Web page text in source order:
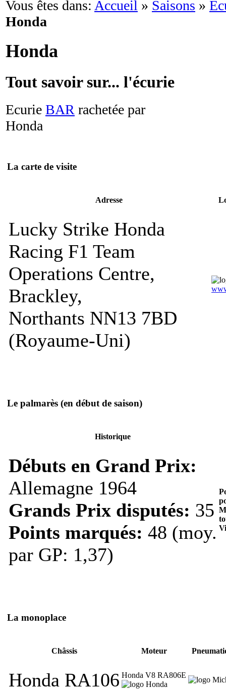
Vous êtes dans: Accueil » Saisons »
Honda
Honda
Tout savoir sur... l'écurie
Ecurie BAR rachetée par
Honda
La carte de visite
Adresse
Lucky Strike Honda
Racing F1 Team
Operations Centre,
Brackley,
Northants NN13 7BD
(Royaume-Uni)
Le palmarès (en début de saison)
Historique
Débuts en Grand Prix:
Allemagne 1964
Grands Prix disputés: 35
Points marqués: 48 (moy.
par GP: 1,37)
La monoplace
Châssis Moteur
Honda RA106 Honda V8 RA806E